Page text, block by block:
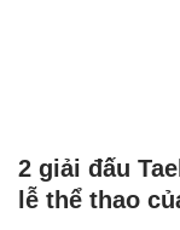
2 giải đấu
lễ thể thao